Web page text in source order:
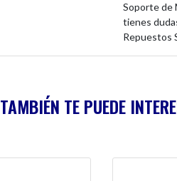
Soporte de
tienes
Repuestos
TAMBIÉN TE PUEDE